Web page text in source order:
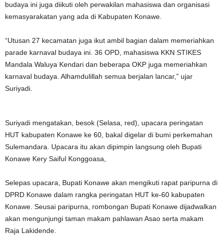
budaya ini juga diikuti oleh perwakilan mahasiswa dan organisasi
kemasyarakatan yang ada di Kabupaten Konawe.
“Utusan 27 kecamatan juga ikut ambil bagian dalam memeriahkan
parade karnaval budaya ini. 36 OPD, mahasiswa KKN STIKES
Mandala Waluya Kendari dan beberapa OKP juga memeriahkan
karnaval budaya. Alhamdulillah semua berjalan lancar,” ujar
Suriyadi.
Suriyadi mengatakan, besok (Selasa, red), upacara peringatan
HUT kabupaten Konawe ke 60, bakal digelar di bumi perkemahan
Sulemandara. Upacara itu akan dipimpin langsung oleh Bupati
Konawe Kery Saiful Konggoasa,
Selepas upacara, Bupati Konawe akan mengikuti rapat paripurna di
DPRD Konawe dalam rangka peringatan HUT ke-60 kabupaten
Konawe. Seusai paripurna, rombongan Bupati Konawe dijadwalkan
akan mengunjungi taman makam pahlawan Asao serta makam
Raja Lakidende.